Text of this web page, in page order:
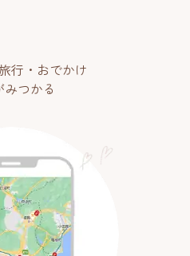
行・おでかけ
つかる